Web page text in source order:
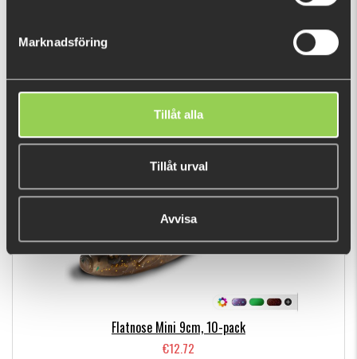
Marknadsföring
Tillåt alla
Tillåt urval
Avvisa
Darts Spinner Rig Perch Colorado Orange
BESTSELLERS
Flatnose Mini 9cm, 10-pack
€12.72